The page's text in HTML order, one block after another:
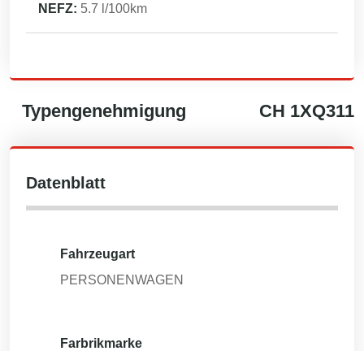
NEFZ: 5.7 l/100km
Typengenehmigung CH 1XQ311
Datenblatt
Fahrzeugart
PERSONENWAGEN
Farbrikmarke